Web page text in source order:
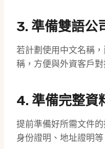
3. 準備雙語公
若計劃使用中文名稱
稱，方便與外資客戶對
4. 準備完整資
提前準備好所需文件
身份證明、地址證明